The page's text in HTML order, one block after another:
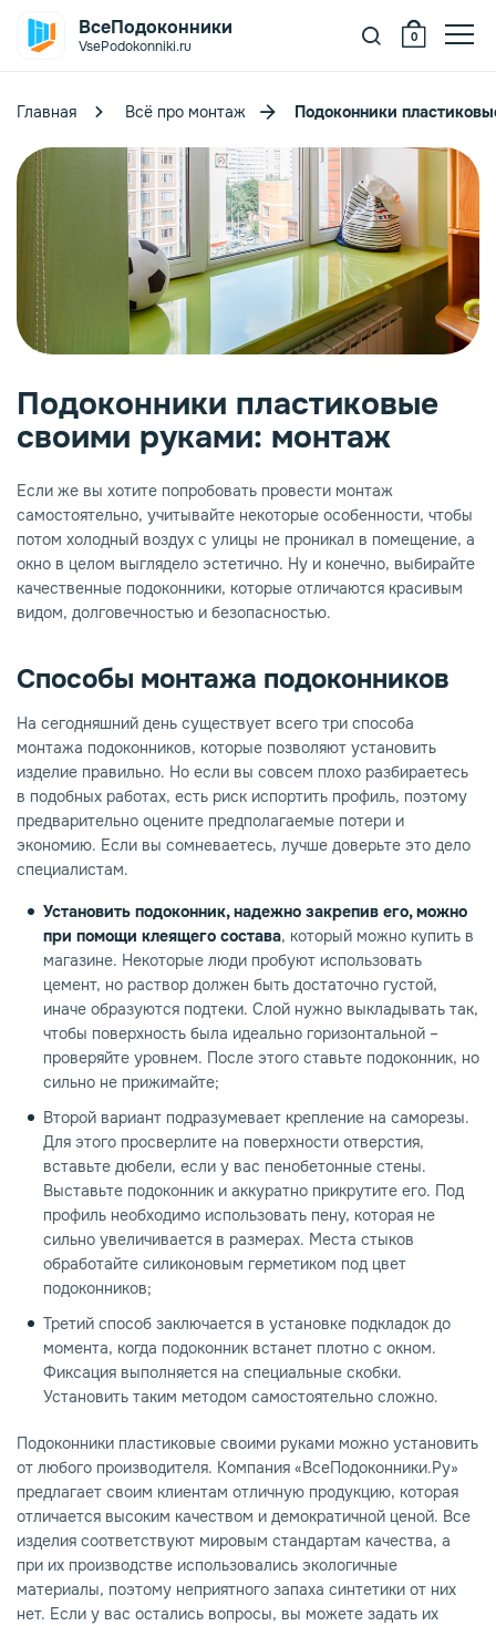
ВсеПодоконники
VsePodokonniki.ru
0
ПВХ
VPL
Design
лиственница
дерево
дерево
Главная Всё про монтаж Подоконники
Подоконники пластиковые
своими руками: монтаж
Если же вы хотите попробовать провести монтаж
самостоятельно, учитывайте некоторые особенности, чтобы
потом холодный воздух с улицы не проникал в помещение, а
окно в целом выглядело эстетично. Ну и конечно, выбирайте
качественные подоконники, которые отличаются красивым
видом, долговечностью и безопасностью.
Способы монтажа подоконников
На сегодняшний день существует всего три способа
монтажа подоконников, которые позволяют установить
изделие правильно. Но если вы совсем плохо разбираетесь
в подобных работах, есть риск испортить профиль, поэтому
предварительно оцените предполагаемые потери и
экономию. Если вы сомневаетесь, лучше доверьте это дело
специалистам.
Установить подоконник, надежно закрепив его, можно
при помощи клеящего состава, который можно купить в
магазине. Некоторые люди пробуют использовать
цемент, но раствор должен быть достаточно густой,
иначе образуются подтеки. Слой нужно выкладывать так,
чтобы поверхность была идеально горизонтальной –
проверяйте уровнем. После этого ставьте подоконник, но
сильно не прижимайте;
Второй вариант подразумевает крепление на саморезы.
Для этого просверлите на поверхности отверстия,
вставьте дюбели, если у вас пенобетонные стены.
Выставьте подоконник и аккуратно прикрутите его. Под
профиль необходимо использовать пену, которая не
сильно увеличивается в размерах. Места стыков
обработайте силиконовым герметиком под цвет
подоконников;
Третий способ заключается в установке подкладок до
момента, когда подоконник встанет плотно с окном.
Фиксация выполняется на специальные скобки.
Установить таким методом самостоятельно сложно.
Подоконники пластиковые своими руками можно установить
от любого производителя. Компания «ВсеПодоконники.Ру»
предлагает своим клиентам отличную продукцию, которая
отличается высоким качеством и демократичной ценой. Все
изделия соответствуют мировым стандартам качества, а
при их производстве использовались экологичные
материалы, поэтому неприятного запаха синтетики от них
нет. Если у вас остались вопросы, вы можете задать их